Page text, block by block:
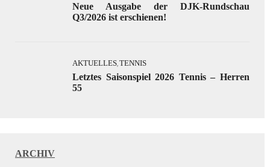
Neue Ausgabe der DJK-Rundschau
Q3/2026 ist erschienen!
AKTUELLES, TENNIS
Letztes Saisonspiel 2026 Tennis – Herren
55
ARCHIV